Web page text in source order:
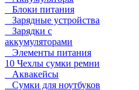
Блоки питания
Зарядные устройства
Зарядки с
аккумуляторами
Элементы питания
10 Чехлы сумки ремни
Аквакейсы
Сумки для ноутбуков